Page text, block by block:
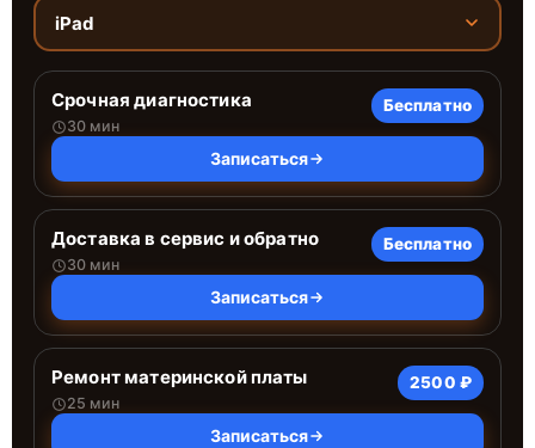
iPad
Срочная диагностика
30 мин
Бесплатно
Записаться
Доставка в сервис и обратно
30 мин
Бесплатно
Записаться
Ремонт материнской платы
25 мин
2500 ₽
Записаться